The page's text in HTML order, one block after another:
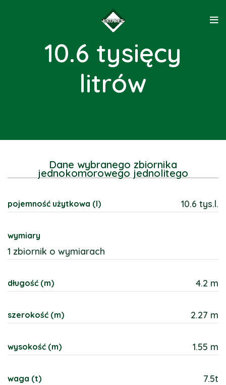
10.6 tysięcy
litrów
Dane wybranego zbiornika
jednokomorowego jednolitego
pojemność użytkowa (l) 10.6 tys.l.
wymiary
1 zbiornik o wymiarach
długość (m) 4.2 m
szerokość (m) 2.27 m
wysokość (m) 1.55 m
waga (t) 7.5t